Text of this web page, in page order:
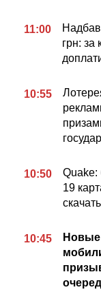
11:00
грн: за
10:55
10:50
Quake:
19
скачать
10:45